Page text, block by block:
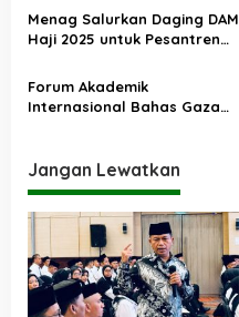
s
Diangkat PPPK
Menag Salurkan Daging DAM
Haji 2025 untuk Pesantren
Forum Akademik
Internasional Bahas Gaza
Jangan Lewatkan